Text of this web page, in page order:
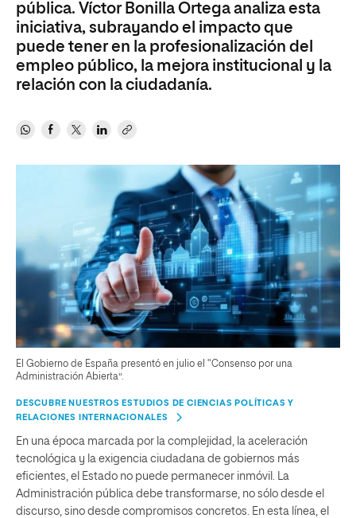
pública. Víctor Bonilla Ortega analiza esta
iniciativa, subrayando el impacto que
puede tener en la profesionalización del
empleo público, la mejora institucional y la
relación con la ciudadanía.
El Gobierno de España presentó en julio el “Consenso por una
Administración Abierta”.
DESCUBRE NUESTROS ESTUDIOS DE CIENCIAS POLÍTICAS Y
RELACIONES INTERNACIONALES
En una época marcada por la complejidad, la aceleración
tecnológica y la exigencia ciudadana de gobiernos más
eficientes, el Estado no puede permanecer inmóvil. La
Administración pública debe transformarse, no sólo desde el
discurso, sino desde compromisos concretos. En esta línea, el